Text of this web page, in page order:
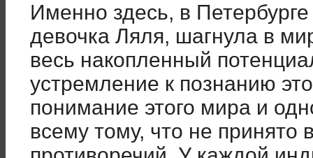
Именно здесь, в
девочка Ляля, шагнула в
весь накопленный
устремление к познанию
понимание этого мира и
всему тому, что не